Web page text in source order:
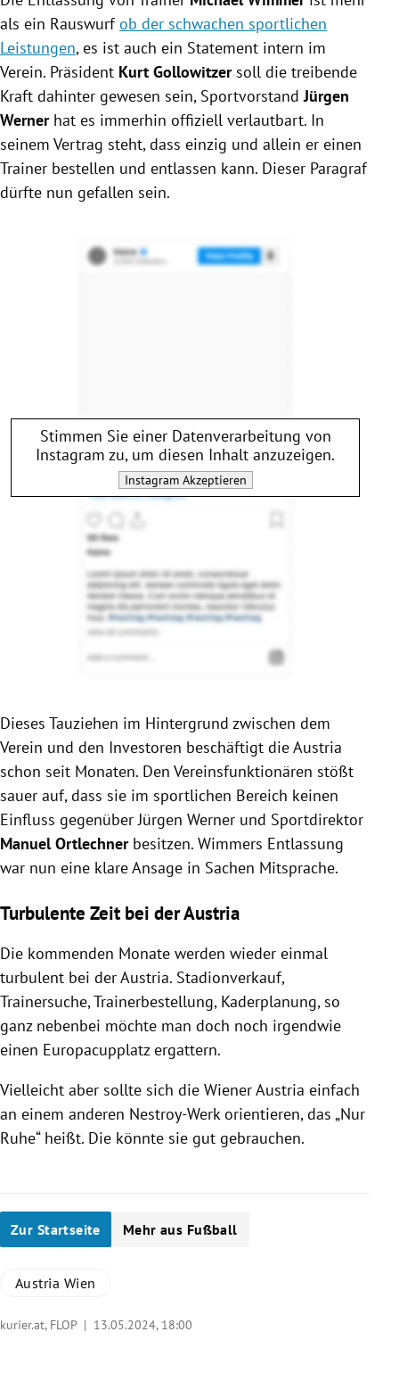
als ein Rauswurfob der schwachen sportlichen
Leistungen, es ist auch ein Statement intern im
Verein. Präsident Kurt Gollowitzersoll die treibende
Kraft dahinter gewesen sein, Sportvorstand Jürgen
Werner hat es immerhin offiziell verlautbart. In
seinem Vertrag steht, dass einzig und allein er einen
Trainer bestellen und entlassen kann. Dieser Paragraf
dürfte nun gefallen sein.
Stimmen Sie einer Datenverarbeitung von
Instagram zu, um diesen Inhalt anzuzeigen.
InstagramAkzeptieren
Dieses Tauziehen im Hintergrund zwischen dem
Verein und den Investoren beschäftigt die Austria
schon seit Monaten. Den Vereinsfunktionären stößt
sauer auf, dass sie im sportlichen Bereich keinen
Einfluss gegenüber Jürgen Werner und Sportdirektor
Manuel Ortlechner besitzen. Wimmers Entlassung
war nun eine klare Ansage in Sachen Mitsprache.
Turbulente Zeit bei der Austria
Die kommenden Monate werden wieder einmal
turbulent bei der Austria. Stadionverkauf,
Trainersuche, Trainerbestellung, Kaderplanung, so
ganz nebenbei möchte man doch noch irgendwie
einen Europacupplatz ergattern.
Vielleicht aber sollte sich die Wiener Austria einfach
an einem anderen Nestroy-Werk orientieren, das „Nur
Ruhe“ heißt. Die könnte sie gut gebrauchen.
Zur Startseite Mehr aus Fußball
Austria Wien
kurier.at, FLOP | 13.05.2024, 18:00